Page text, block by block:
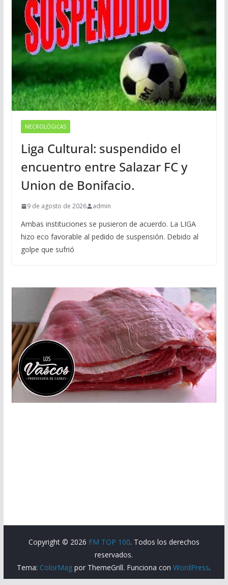
NECROLÓGICAS
Liga Cultural: suspendido el
encuentro entre Salazar FC y
Union de Bonifacio.
9 de agosto de 2026 admin
Ambas instituciones se pusieron de acuerdo. La LIGA
hizo eco favorable al pedido de suspensión. Debido al
golpe que sufrió
Copyright © 2026 FM TOP 100. Todos los derechos
reservados.
Tema: ColorMag por ThemeGrill. Funciona conWordPress.